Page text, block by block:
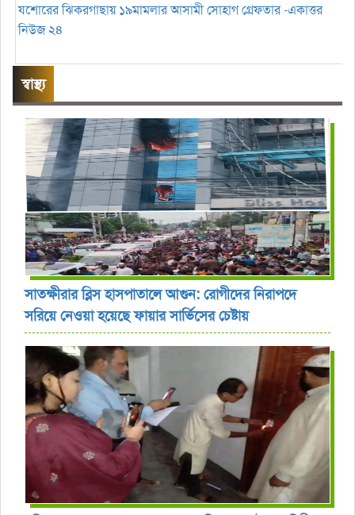
যশোরের ঝিকরগাছায় ১৯মামলার আসামী সোহাগ গ্রেফতার -একাত্তর
নিউজ ২৪
স্বাস্থ্য
সাতক্ষীরার ব্লিস হাসপাতালে আগুন: রোগীদের নিরাপদে
সরিয়ে নেওয়া হয়েছে ফায়ার সার্ভিসের চেষ্টায়